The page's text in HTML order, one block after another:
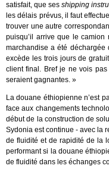
satisfait, que sesshipping
les délais prévus, il faut
trouver une autre
puisqu’il arrive que le
marchandise a été déchargée
excède les trois jours de
client final. Bref je ne vois pas
seraient gagnantes. »
La douane éthiopienne n’est
face aux changements
début de la construction de
Sydonia est continue - avec la
de fluidité et de rapidité de la
performant si la douane
de fluidité dans les échanges